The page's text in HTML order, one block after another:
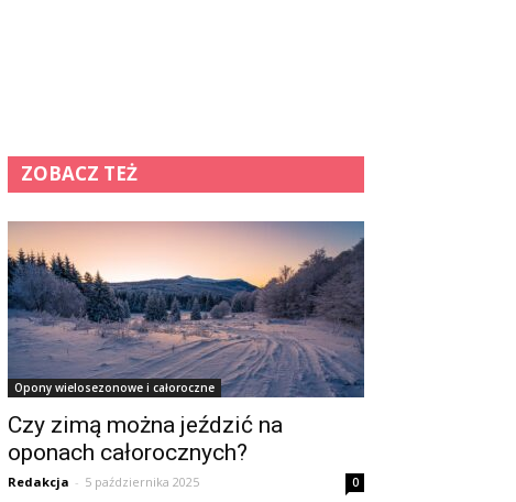
ZOBACZ TEŻ
Opony wielosezonowe i całoroczne
Czy zimą można jeździć na
oponach całorocznych?
Redakcja - 5 października 2025 0